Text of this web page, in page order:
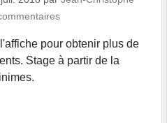
pour obtenir plus de
Stage à partir de la